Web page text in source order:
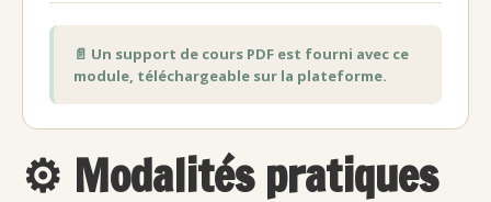
📄 Un support de cours PDF est fourni avec ce
module, téléchargeable sur la plateforme.
⚙️ Modalités pratiques